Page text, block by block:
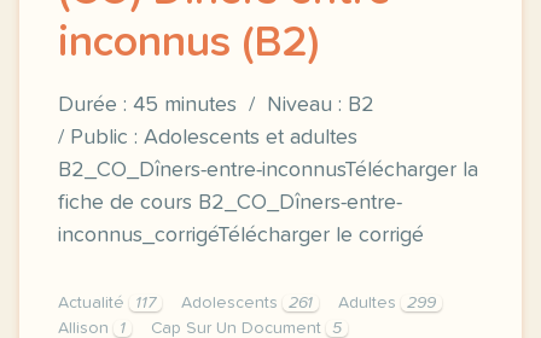
inconnus (B2)
Durée : 45 minutes / Niveau : B2
/ Public : Adolescents et adultes
B2_CO_Dîners-entre-inconnusTélécharger la
fiche de cours B2_CO_Dîners-entre-
inconnus_corrigéTélécharger le corrigé
Actualité 117 Adolescents 261 Adultes
299
Allison
1 Cap Sur Un Document
5